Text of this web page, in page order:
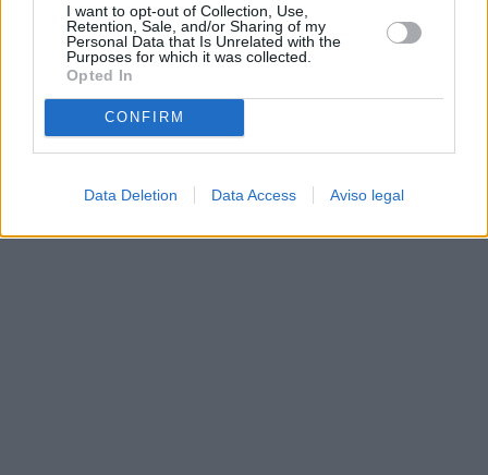
I want to opt-out of Collection, Use,
Retention, Sale, and/or Sharing of my
Personal Data that Is Unrelated with the
Purposes for which it was collected.
Opted In
CONFIRM
Data Deletion Data Access Aviso legal